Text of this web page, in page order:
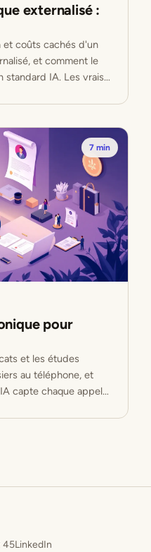
externalisé :
et coûts cachés d'un
et comment le
standard IA. Les vrais
7 min
pour
et les études
au téléphone, et
capte chaque appel
45LinkedIn